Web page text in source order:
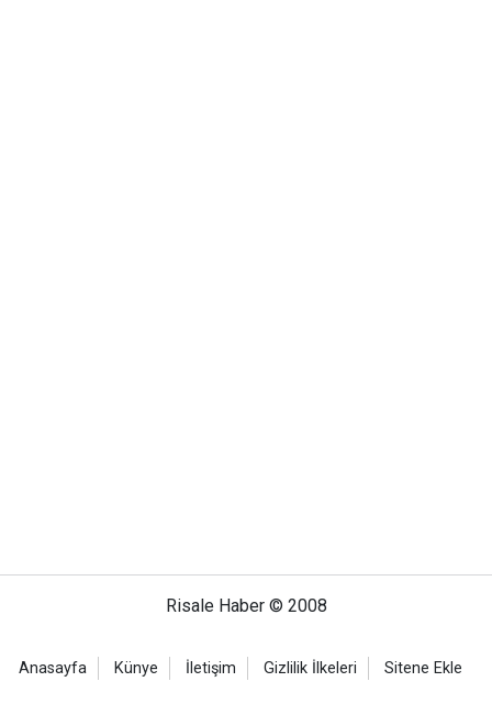
Risale Haber © 2008
Anasayfa Künye İletişim Gizlilik İlkeleri Sitene Ekle